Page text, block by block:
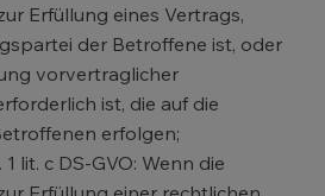
Erfüllung eines Vertrags,
der Betroffene ist, oder
vorvertraglicher
ist, die auf die
erfolgen;
1 lit. c DS-GVO: Wenn die